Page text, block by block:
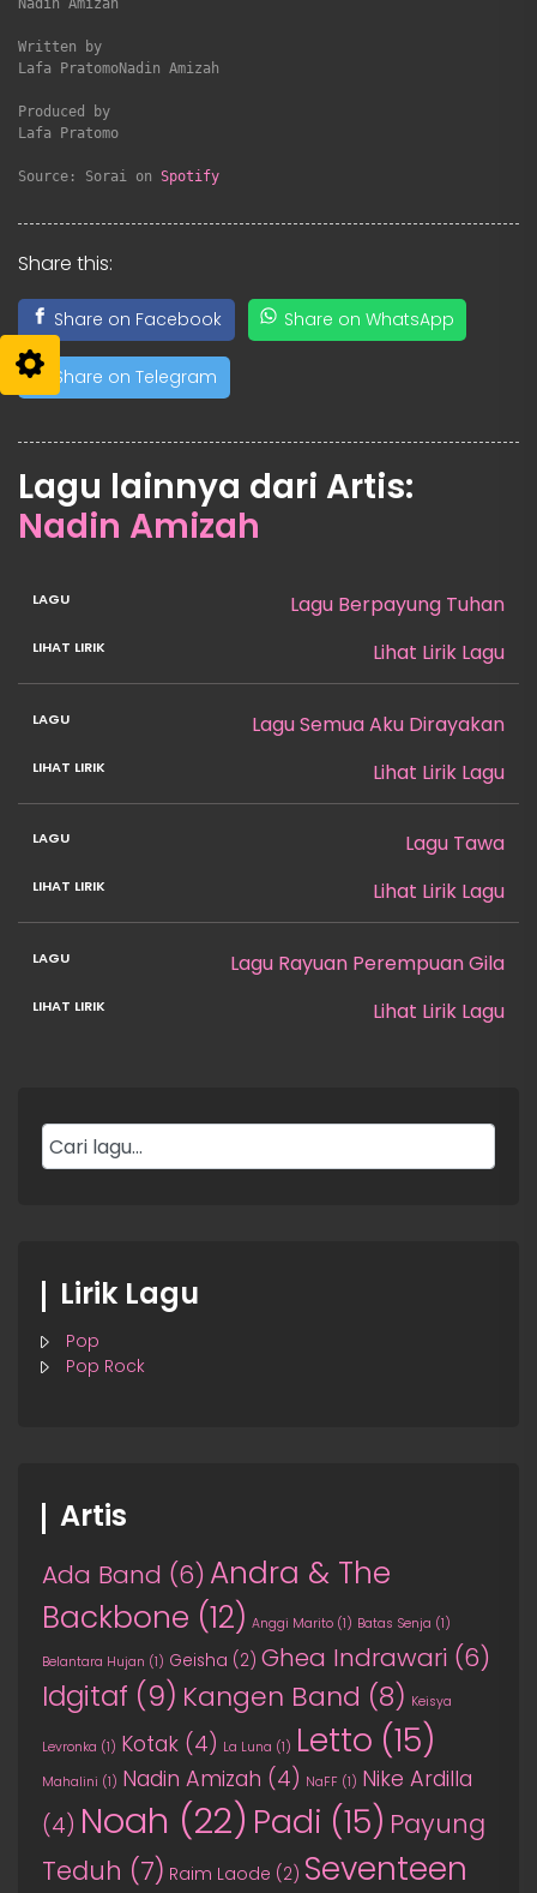
Nadin Amizah
Written by
Lafa PratomoNadin Amizah
Produced by
Lafa Pratomo
Source: Sorai on Spotify
Share this:
Share on Facebook Share on WhatsApp
Share on Telegram
Lagu lainnya dari Artis:
Nadin Amizah
Lagu Berpayung Tuhan
Lihat Lirik Lagu
Lagu Semua Aku Dirayakan
Lihat Lirik Lagu
Lagu Tawa
Lihat Lirik Lagu
Lagu Rayuan Perempuan Gila
Lihat Lirik Lagu
Lirik Lagu
Pop
Pop Rock
Artis
Ada Band (6) Andra & The
Backbone (12) Anggi Marito (1) Batas Senja (1)
Belantara Hujan (1) Geisha (2) Ghea Indrawari (6)
Idgitaf (9) Kangen Band (8) Keisya
Levronka (1) Kotak (4) La Luna (1) Letto (15)
Mahalini (1) Nadin Amizah (4) NaFF (1) Nike Ardilla
(4) Noah (22) Padi (15) Payung
Teduh (7) Raim Laode (2) Seventeen